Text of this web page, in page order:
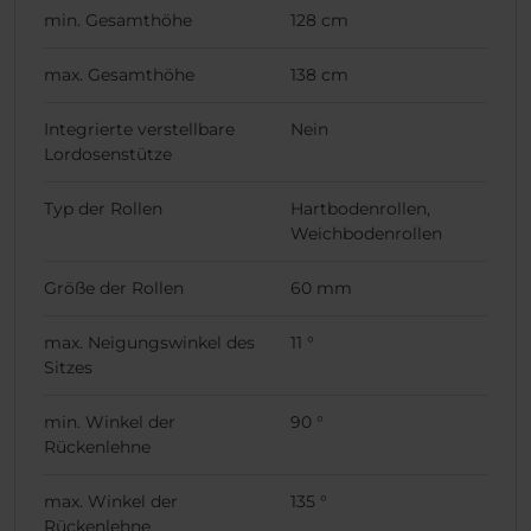
min. Gesamthöhe 128 cm
max. Gesamthöhe 138 cm
Integrierte verstellbare
Lordosenstütze
Nein
Typ der Rollen
Hartbodenrollen,
Weichbodenrollen
Größe der Rollen 60 mm
max. Neigungswinkel des
Sitzes
11 °
min. Winkel der
Rückenlehne
90 °
max. Winkel der
Rückenlehne
135 °